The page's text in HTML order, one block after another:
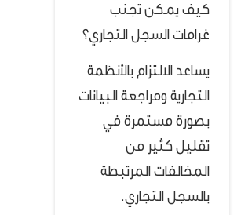
كيف يمكن تجنب
غرامات السجل التجاري؟
يساعد الالتزام بالأنظمة
التجارية ومراجعة البيانات
بصورة مستمرة في
تقليل كثير من
المخالفات المرتبطة
بالسجل التجاري.